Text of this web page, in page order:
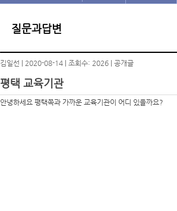
질문과답변
김일선 | 2020-08-14 | 조회수: 2026 | 공개글
평택 교육기관
안녕하세요 평택쪽과 가까운 교육기관이 어디 있을까요?